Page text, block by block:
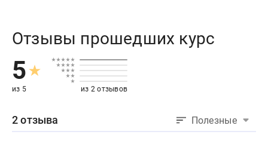
Отзывы прошедших курс
5
из 5 из 2 отзывов
2 отзыва Полезные